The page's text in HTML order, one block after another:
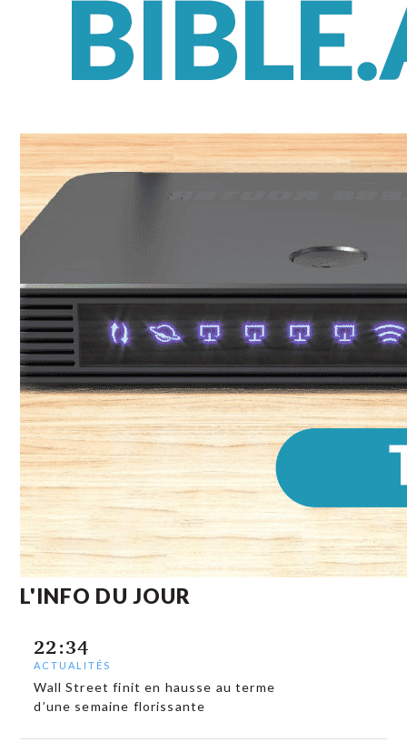
L'INFO DU JOUR
22:34
ACTUALITÉS
Wall Street finit en hausse au terme
d’une semaine florissante